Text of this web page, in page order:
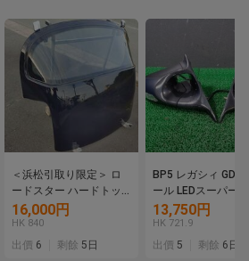
＜浜松引取り限定＞ ロ
ードスター ハードトッ
プ M2-1028 軽量 ユーノ
ス ＮA ＮＢ
16,000円
HK 840
出價 6 剩餘 5日
BP5 レガシィ GD
ール LEDスーパー
ステッカー・取説
13,750円
HK 721.9
出價 5 剩餘 6日